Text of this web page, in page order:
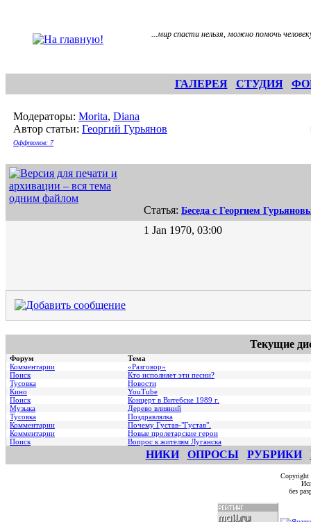
...мир спасти нельзя, можно помочь
ГАЛЕРЕЯ СТУДИЯ
Модераторы: Morita, Diana
Автор статьи: Георгий Гурьянов
Оффтопов: 7
Статья: Беседа с Георгием
1 Jan 1970, 03:00
Текущие
Форум
Тема
Комментарии
«Разговор»
Поиск
Кто исполняет эти песни?
Тусовка
Новости
Кино
YouTube
Поиск
Концерт в Витебске 1989 г.
Музыка
Дерево влияний
Тусовка
Поздравлялка
Комментарии
Почему Густав-"Густав".
Комментарии
Hовые пролетарские герои
Поиск
Вопрос к жителям Луганска
НИКИ ОПРОСЫ РУБРИКИ
без